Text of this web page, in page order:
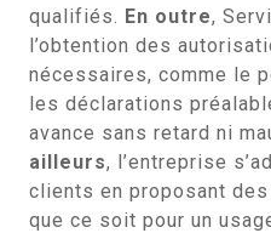
qualifiés. En outre,
l’obtention des
nécessaires, comme le
les déclarations
avance sans retard ni
ailleurs, l’entreprise
clients en proposant
que ce soit pour un